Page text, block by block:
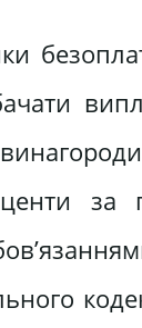
за